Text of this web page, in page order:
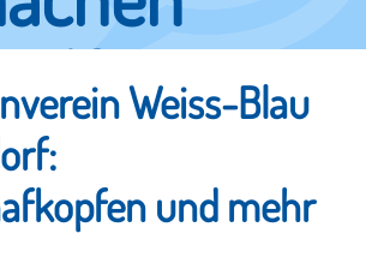
wie fleißige Helfer
unterstützt haben.
Weiss-Blau
und mehr